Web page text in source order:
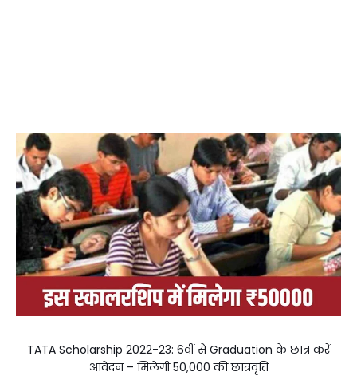
TATA Scholarship 2022-23: 6वीं से Graduation के छात्र करें
आवेदन – मिलेगी 50,000 की छात्रवृति